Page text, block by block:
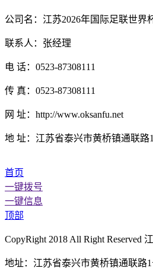
公司名：江苏2026年国际足联世界
联系人：张经理
电 话：0523-87308111
传 真：0523-87308111
网 址：http://www.oksanfu.net
地 址：江苏省泰兴市黄桥镇通联路
首页
一键拨号
一键信息
顶部
CopyRight 2018 All Right
地址：江苏省泰兴市黄桥镇通联路1